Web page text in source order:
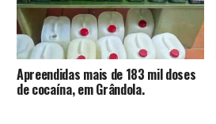
Apreendidas mais de 183 mil doses
de cocaína, em Grândola.